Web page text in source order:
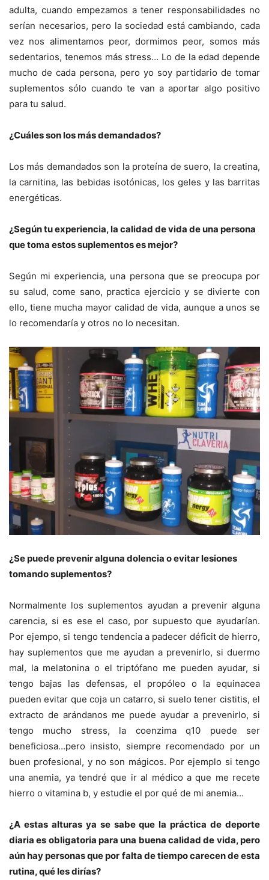
adulta, cuando empezamos a tener responsabilidades no
serían necesarios, pero la sociedad está cambiando, cada
vez nos alimentamos peor, dormimos peor, somos más
sedentarios, tenemos más stress… Lo de la edad depende
mucho de cada persona, pero yo soy partidario de tomar
suplementos sólo cuando te van a aportar algo positivo
para tu salud.
¿Cuáles son los más demandados?
Los más demandados son la proteína de suero, la creatina,
la carnitina, las bebidas isotónicas, los geles y las barritas
energéticas.
¿Según tu experiencia, la calidad de vida de una persona
que toma estos suplementos es mejor?
Según mi experiencia, una persona que se preocupa por
su salud, come sano, practica ejercicio y se divierte con
ello, tiene mucha mayor calidad de vida, aunque a unos se
lo recomendaría y otros no lo necesitan.
¿Se puede prevenir alguna dolencia o evitar lesiones
tomando suplementos?
Normalmente los suplementos ayudan a prevenir alguna
carencia, si es ese el caso, por supuesto que ayudarían.
Por ejempo, si tengo tendencia a padecer déficit de hierro,
hay suplementos que me ayudan a prevenirlo, si duermo
mal, la melatonina o el triptófano me pueden ayudar, si
tengo bajas las defensas, el propóleo o la equinacea
pueden evitar que coja un catarro, si suelo tener cistitis, el
extracto de arándanos me puede ayudar a prevenirlo, si
tengo mucho stress, la coenzima q10 puede ser
beneficiosa…pero insisto, siempre recomendado por un
buen profesional, y no son mágicos. Por ejemplo si tengo
una anemia, ya tendré que ir al médico a que me recete
hierro o vitamina b, y estudie el por qué de mi anemia…
¿A estas alturas ya se sabe que la práctica de deporte
diaria es obligatoria para una buena calidad de vida, pero
aún hay personas que por falta de tiempo carecen de esta
rutina, qué les dirías?